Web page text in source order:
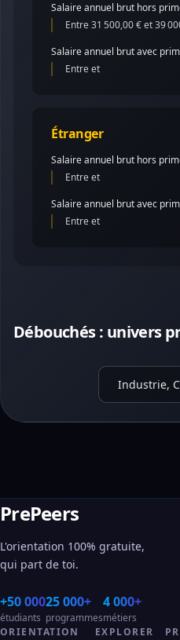
Salaire annuel brut hors
Entre 31 500,00 € et 39
Salaire annuel brut avec
Entre et
Étranger
Salaire annuel brut hors
Entre et
Salaire annuel brut avec
Entre et
Débouchés : univers
Industrie,
PrePeers
L'orientation 100% gratuite,
qui part de toi.
+50 000
étudiants
25 000+
programmes
4 000+
métiers
ORIENTATION
EXPLORER